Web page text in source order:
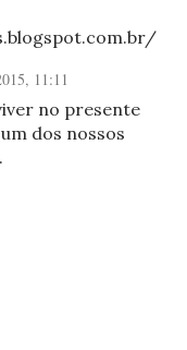
11:11
no presente
dos nossos